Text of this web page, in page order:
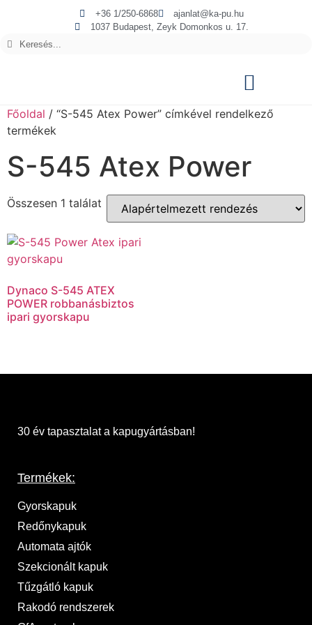
+36 1/250-6868
ajanlat@ka-pu.hu
1037 Budapest, Zeyk Domonkos u. 17.
Főoldal / “S-545 Atex Power” címkével rendelkező
termékek
S-545 Atex Power
Összesen 1 találat
Dynaco S-545 ATEX
POWER robbanásbiztos
ipari gyorskapu
30 év tapasztalat a kapugyártásban!
Termékek:
Gyorskapuk
Redőnykapuk
Automata ajtók
Szekcionált kapuk
Tűzgátló kapuk
Rakodó rendszerek